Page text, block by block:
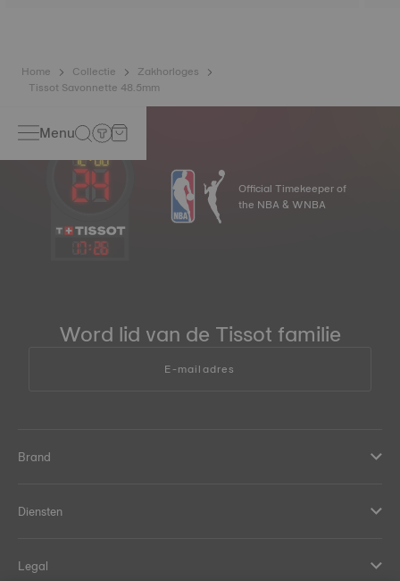
Home Collectie
Zakhorloges
Tissot Savonnette 48.5mm
Menu
17:26
Official Timekeeper of
the NBA & WNBA
Word lid van de Tissot familie
E-mailadres
Brand
Diensten
Legal